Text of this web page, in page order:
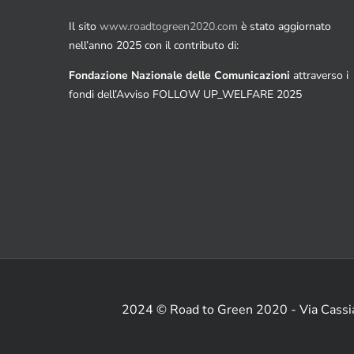
Il sito www.roadtogreen2020.com è stato aggiornato
nell’anno 2025 con il contributo di:
Fondazione Nazionale delle Comunicazioni attraverso i
fondi dell’Avviso FOLLOW UP_WELFARE 2025
2024 © Road to Green 2020 - Via